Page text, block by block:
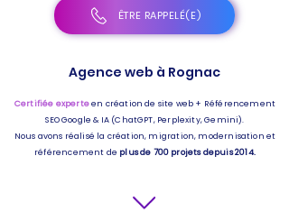
ÊTRE RAPPELÉ(E)
Agence web à Rognac
Certifiée experteen création de site web + Référencement
SEO Google & IA (ChatGPT, Perplexity, Gemini).
Nous avons réalisé la création, migration, modernisation et
référencement de plus de 700 projets depuis 2014.